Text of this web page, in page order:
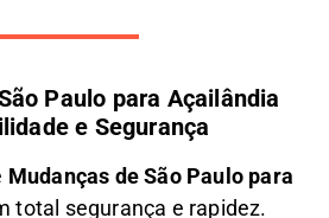
Paulo para Açailândia
e Segurança
Mudanças de São Paulo para
total segurança e rapidez.